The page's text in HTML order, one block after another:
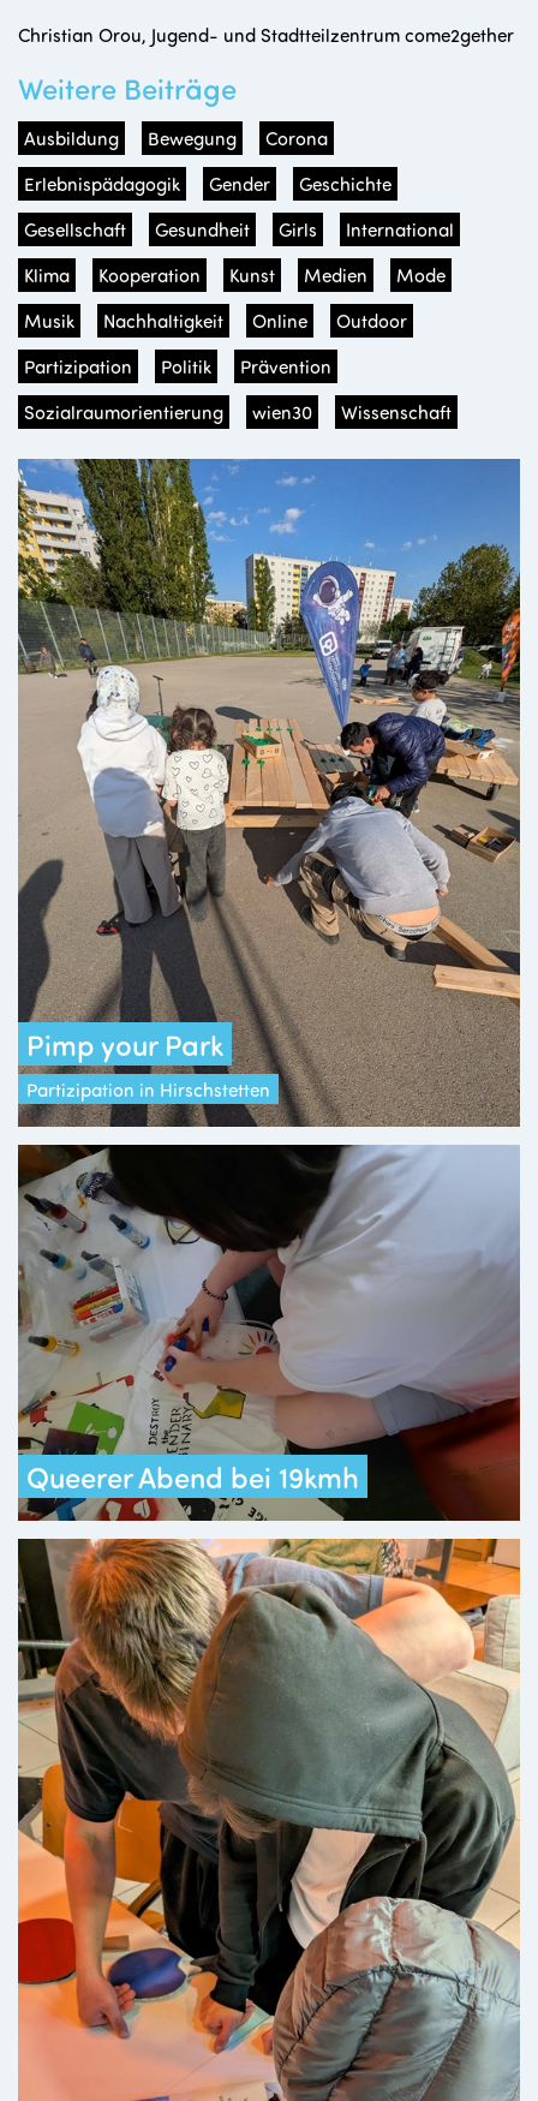
Christian Orou, Jugend- und Stadtteilzentrum come2gether
Weitere Beiträge
Ausbildung Bewegung
Corona
Erlebnispädagogik
Gender
Geschichte
Gesellschaft
Gesundheit Girls
International
Klima
Kooperation Kunst Medien
Mode
Musik
Nachhaltigkeit Online
Outdoor
Partizipation
Politik
Prävention
Sozialraumorientierung
wien30 Wissenschaft
Pimp your Park
Partizipation in Hirschstetten
Queerer Abend bei 19kmh